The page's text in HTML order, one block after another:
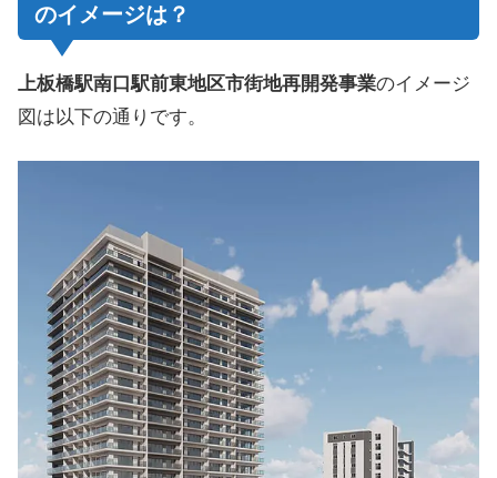
のイメージは？
上板橋駅南口駅前東地区市街地再開発事業のイメージ
図は以下の通りです。